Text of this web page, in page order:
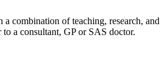
combination of teaching, research,
a consultant, GP or SAS doctor.